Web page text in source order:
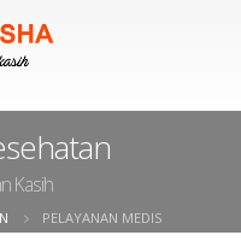
Kasih
PELAYANAN MEDIS